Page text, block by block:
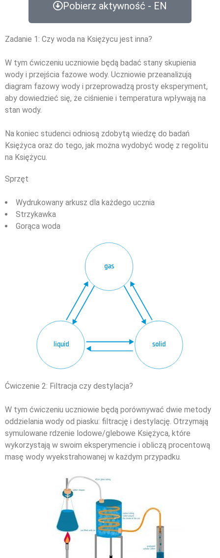
Pobierz aktywność - EN
Zadanie 1: Czy woda na Księżycu jest inna?
W tym ćwiczeniu uczniowie będą badać stany skupienia
wody i przejścia fazowe wody. Uczniowie przeanalizują
diagram fazowy wody i przeprowadzą prosty eksperyment,
aby dowiedzieć się, że ciśnienie i temperatura wpływają na
stan wody.
Na koniec studenci odniosą zdobytą wiedzę do badań
Księżyca oraz do tego, jak można wydobyć wodę z regolitu
na Księżycu.
Sprzęt
Wydrukowany arkusz dla każdego ucznia
Strzykawka
Gorąca woda
Ćwiczenie 2: Filtracja czy destylacja?
W tym ćwiczeniu uczniowie będą porównywać dwie metody
oddzielania wody od piasku: filtrację i destylację. Otrzymają
symulowane rdzenie lodowe/glebowe Księżyca, które
wykorzystają w swoim eksperymencie i obliczą procentową
masę wody wyekstrahowanej w każdym przypadku.